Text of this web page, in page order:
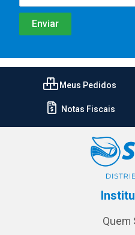
Meus Pedidos
Notas Fiscais
Quem